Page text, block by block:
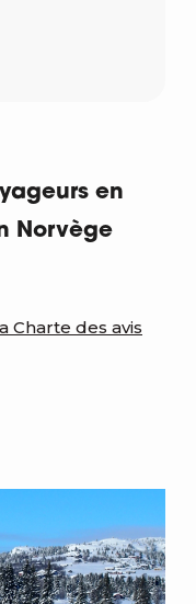
en
Norvège
Charte des avis